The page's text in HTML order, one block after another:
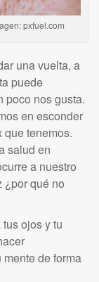
pxfuel.com
una vuelta, a
puede
poco nos gusta.
en esconder
que tenemos.
salud en
a nuestro
¿por qué no
ojos y tu
de forma